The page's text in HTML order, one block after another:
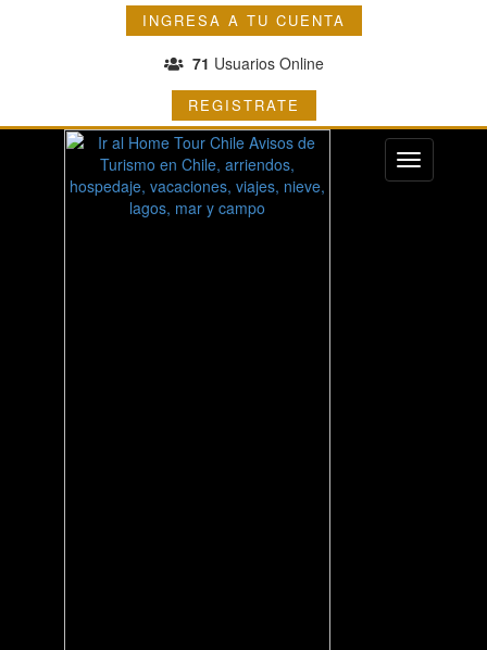
INGRESA A TU CUENTA
71 Usuarios Online
REGISTRATE
Menu